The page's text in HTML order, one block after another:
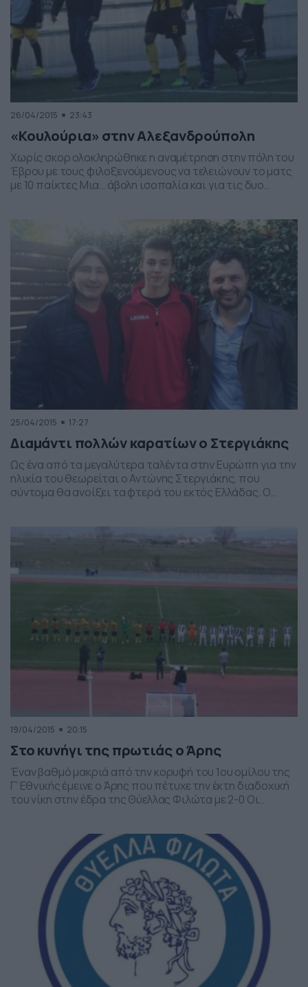
26/04/2015 23:43
«Κουλούρια» στην Αλεξανδρούπολη
Χωρίς σκορ ολοκληρώθηκε η αναμέτρηση στην πόλη του
Έβρου με τους φιλοξενούμενους να τελειώνουν το ματς
με 10 παίκτες Μια… άβολη ισοπαλία και για τις δυο
αγωνιστική της Γ’ Εθνικής. Αμφότερες οι ομάδες πήραν
από έναν βαθμό αλλά δεν απομακρύνθηκαν […]
25/04/2015 17:27
Διαμάντι πολλών καρατίων ο Στεργιάκης
Ως ένα από τα μεγαλύτερα ταλέντα στην Ευρώπη για την
ηλικία του θεωρείται ο Αντώνης Στεργιάκης, που
σύντομα θα ανοίξει τα φτερά του εκτός Ελλάδας. Ο
στάνταρτς, με στόχο να φτάσει πολύ ψηλά. Μάλιστα,
έπαιξε βασικός στο παιχνίδι της περασμένης Κυριακής
19/04/2015 20:15
Στο κυνήγι της πρωτιάς ο Άρης
Έναν βαθμό μακριά από την κορυφή του 1ου ομίλου της
Γ’ Εθνικής έμεινε ο Άρης που πέτυχε την έκτη διαδοχική
του νίκη στην έδρα της Θύελλας Φιλώτα με 2-0 Οι
σπουδαίες εμφανίσεις κι έχουν πάρει και τους 18
τελευταίους βαθμούς που […]